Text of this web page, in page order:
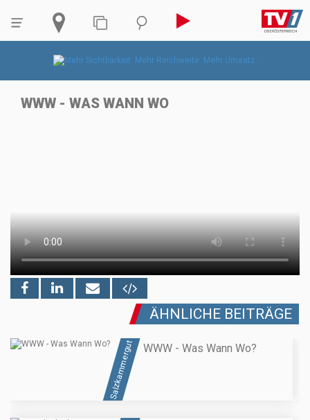
WWW - WAS WANN WO
ÄHNLICHE BEITRÄGE
Salzkammergut WWW - Was Wann Wo?